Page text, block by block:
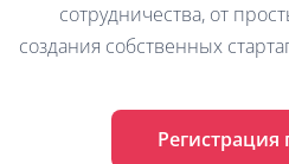
сотрудничества, от
создания собственных
Регистрация